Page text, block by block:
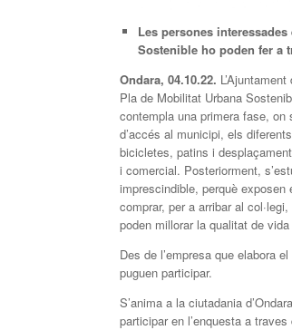
Les persones interessades
Sostenible ho poden fer a
Ondara, 04.10.22.
Pla de Mobilitat Urbana
contempla una primera fase,
d’accés al municipi, els
bicicletes, patins i
i comercial. Posteriorment,
imprescindible, perquè
comprar, per a arribar al
poden millorar la qualitat de
Des de l’empresa que elabora
puguen participar.
S’anima a la ciutadania
participar en l’enquesta a